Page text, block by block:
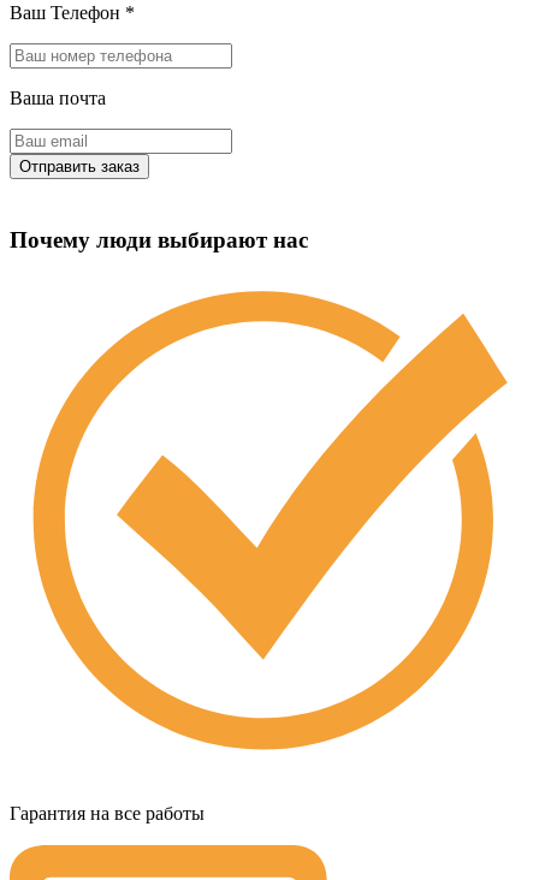
Ваш Телефон *
Ваша почта
Почему люди выбирают нас
Гарантия на все работы